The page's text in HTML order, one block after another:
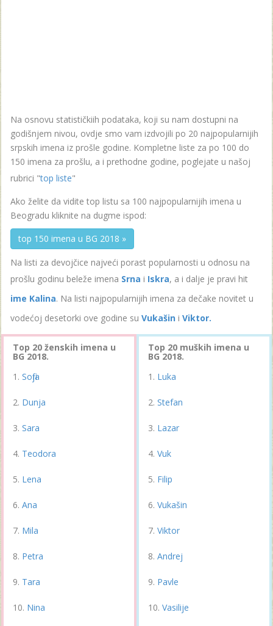
Na osnovu statističkiih podataka, koji su nam dostupni na
godišnjem nivou, ovdje smo vam izdvojili po 20 najpopularnijih
srpskih imena iz prošle godine. Kompletne liste za po 100 do
150 imena za prošlu, a i prethodne godine, poglejate u našoj
rubrici "top liste"
Ako želite da vidite top listu sa 100 najpopularnijih imena u
Beogradu kliknite na dugme ispod:
top 150 imena u BG 2018 »
Na listi za devojčice najveći porast popularnosti u odnosu na
prošlu godinu beleže imena Srna i Iskra, a i dalje je pravi hit
ime Kalina. Na listi najpopularnijih imena za dečake novitet u
vodećoj desetorki ove godine su Vukašin i Viktor.
Top 20 ženskih imena u
BG 2018.
Sofija
Dunja
Sara
Teodora
Lena
Ana
Mila
Petra
Tara
Nina
Top 20 muških imena u
BG 2018.
Luka
Stefan
Lazar
Vuk
Filip
Vukašin
Viktor
Andrej
Pavle
Vasilije